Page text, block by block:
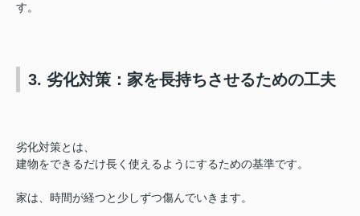
す。
3. 劣化対策：家を長持ちさせるための工夫
劣化対策とは、
建物をできるだけ長く使えるようにするための基準です。
家は、 時間が経つと少しずつ傷んでいきます。